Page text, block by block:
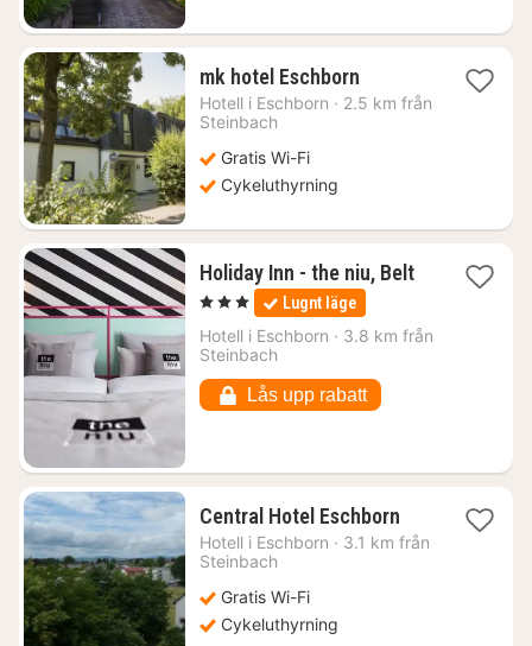
mk hotel Eschborn1
natt
Hotell i Eschborn · 2.5 km från
Steinbach
Gratis Wi-Fi
Cykeluthyrning
Holiday Inn - the niu, Belt1
757
, 3 Stjärnor Lugnt läge
Hotell i Eschborn · 3.8 km från
Steinbach
Lås upp rabatt
Central Hotel Eschborn1
natt
Hotell i Eschborn · 3.1 km från
Steinbach
Gratis Wi-Fi
Cykeluthyrning